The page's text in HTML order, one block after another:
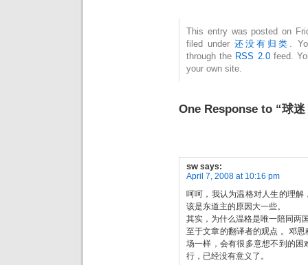
This entry was posted on
filed under还没有归类
.
through the RSS 2.0feed.
your own site.
One Response to “球
sw says:
April 7, 2008 at 10:16 pm
呵呵，我认为温格对人生的理
该是东道主的原因大一些。
其实，为什么温格是唯一陪同两
至于文章的翻译者的观点 。邓
场一样，会有很多意想不到的
行，已经没有意义了。